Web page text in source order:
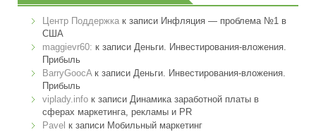
Центр Поддержка к записи Инфляция — проблема №1 в
США
maggievr60: к записи Деньги. Инвестирования-вложения.
Прибыль
BarryGoocA к записи Деньги. Инвестирования-вложения.
Прибыль
viplady.info к записи Динамика заработной платы в
сферах маркетинга, рекламы и PR
Pavel к записи Мобильный маркетинг